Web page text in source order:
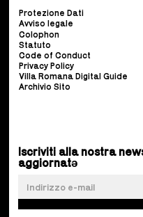
Protezione Dati
Avviso legale
Colophon
Statuto
Code of Conduct
Privacy Policy
Villa Romana Digital Guide
Archivio Sito
Iscriviti alla nostra
aggiornatə